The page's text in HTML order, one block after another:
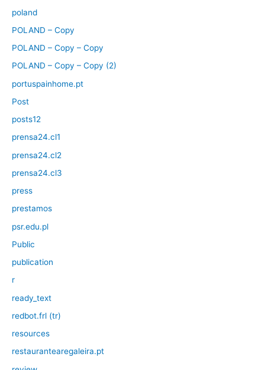
poland
POLAND – Copy
POLAND – Copy – Copy
POLAND – Copy – Copy (2)
portuspainhome.pt
Post
posts12
prensa24.cl1
prensa24.cl2
prensa24.cl3
press
prestamos
psr.edu.pl
Public
publication
r
ready_text
redbot.frl (tr)
resources
restaurantearegaleira.pt